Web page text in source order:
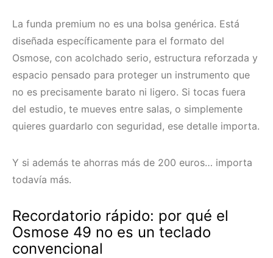
La funda premium no es una bolsa genérica. Está
diseñada específicamente para el formato del
Osmose, con acolchado serio, estructura reforzada y
espacio pensado para proteger un instrumento que
no es precisamente barato ni ligero. Si tocas fuera
del estudio, te mueves entre salas, o simplemente
quieres guardarlo con seguridad, ese detalle importa.
Y si además te ahorras más de 200 euros… importa
todavía más.
Recordatorio rápido: por qué el
Osmose 49 no es un teclado
convencional